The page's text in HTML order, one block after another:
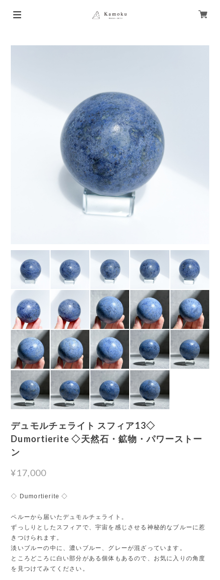
デュモルチェライト スフィア13◇
Dumortierite ◇天然石・鉱物・パワーストー
ン
¥17,000
◇ Dumortierite ◇
ペルーから届いたデュモルチェライト。
ずっしりとしたスフィアで、宇宙を感じさせる神秘的なブルーに惹
きつけられます。
淡いブルーの中に、濃いブルー、グレーが混ざっています。
ところどころに白い部分がある個体もあるので、お気に入りの角度
を見つけてみてください。